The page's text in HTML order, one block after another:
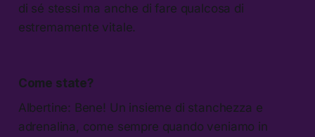
di sé stessi ma anche di fare qualcosa di
estremamente vitale.
Come state?
Albertine: Bene! Un insieme di stanchezza e
adrenalina, come sempre quando veniamo in